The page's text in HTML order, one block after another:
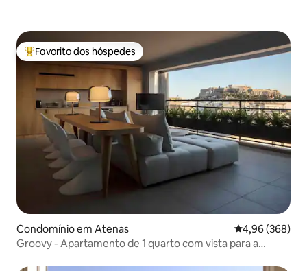
Favoritos dos hóspedes mais apreciados
Favorito dos hóspedes
Condomínio em Atenas Classificação
4,96 (368)
Groovy - Apartamento de 1 quarto com vista para a